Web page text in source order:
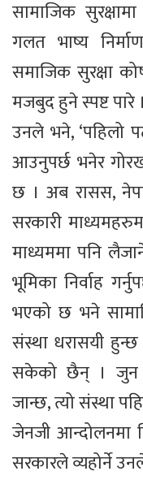
सामाजिक
गलत भाष्य
समाजिक सुरक्षा
मजबुद हुने स्पष्ट पारे ।
उनले भने, ‘पहिलो
आउनुपर्छ भनेर
छ । अब रासस,
सरकारी
माध्यममा पनि
भूमिका निर्वाह
भएको छ भने
संस्था धरासयी
सकेको छैन् । जुन
जान्छ, त्यो संस्था
जेनजी आन्दोलनमा
सरकारले व्यहोर्ने